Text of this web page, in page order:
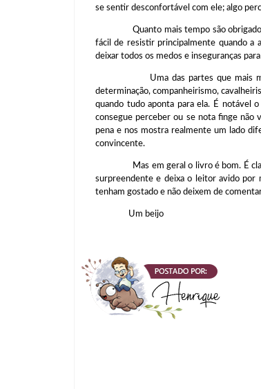
se sentir desconfortável com ele; algo
Quanto mais tempo são obrigados
fácil de resistir principalmente quando a
deixar todos os medos e inseguranças
Uma das partes que mais me
determinação, companheirismo,
quando tudo aponta para ela. É notável
consegue perceber ou se nota finge
pena e nos mostra realmente um lado
convincente.
Mas em geral o livro é bom. É claro
surpreendente e deixa o leitor avido por
tenham gostado e não deixem de
Um beijo